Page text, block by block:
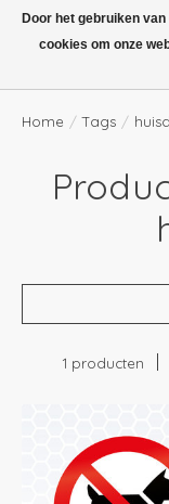
Boven de €100,- gratis
Home / Tags /
1 producten
Door het gebruiken
cookies om onze